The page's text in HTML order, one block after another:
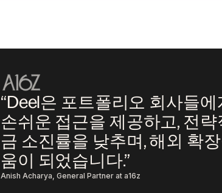
“Deel은 포트폴리오 회사들
손쉬운 접근을 제공하고, 전
금 소진률을 낮추며, 해외 확
움이 되었습니다.”
Anish Acharya, General Partner at a16z